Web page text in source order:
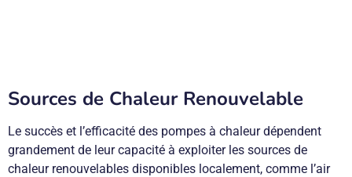
Sources de Chaleur Renouvelable
Le succès et l’efficacité des pompes à chaleur dépendent
grandement de leur capacité à exploiter les sources de
chaleur renouvelables disponibles localement, comme l’air